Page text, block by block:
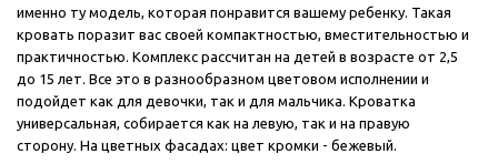
именно ту модель, которая понравится вашему ребенку. Такая
кровать поразит вас своей компактностью, вместительностью и
практичностью. Комплекс рассчитан на детей в возрасте от 2,5
до 15 лет. Все это в разнообразном цветовом исполнении и
подойдет как для девочки, так и для мальчика. Кроватка
универсальная, собирается как на левую, так и на правую
сторону. На цветных фасадах: цвет кромки - бежевый.